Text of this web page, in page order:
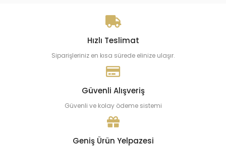
Hızlı Teslimat
Siparişleriniz en kısa sürede elinize ulaşır.
Güvenli Alışveriş
Güvenli ve kolay ödeme sistemi
Geniş Ürün Yelpazesi